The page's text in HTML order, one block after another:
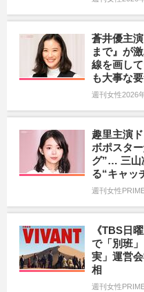
蒼井優主
まで』が
線を画し
も大事な
週刊女性2026
趣里主演
ボポスタ
グ”… 三山
る“キャッ
週刊女性
《TBS日
で「別班
実」運営
相
週刊女性